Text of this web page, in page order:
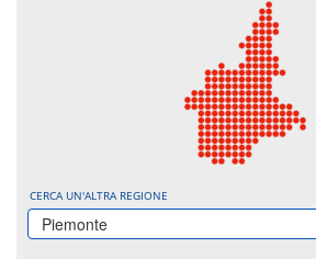
CERCA UN'ALTRA REGIONE
Piemonte